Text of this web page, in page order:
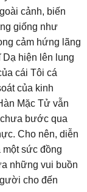
cảnh, biến
giống như
cảm hứng lãng
Dạ hiện lên lung
cái Tôi cá
của kinh
Mặc Tử vẫn
bước qua
Cho nên, diễn
một sức đồng
những vui buồn
cho đến